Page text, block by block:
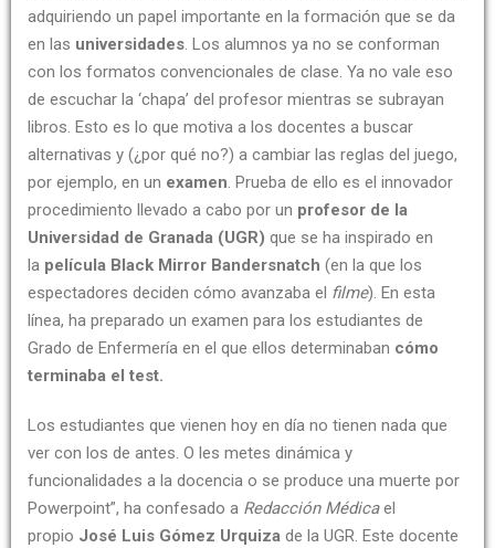
adquiriendo un papel importante en la formación que se da
en las universidades. Los alumnos ya no se conforman
con los formatos convencionales de clase. Ya no vale eso
de escuchar la ‘chapa’ del profesor mientras se subrayan
libros. Esto es lo que motiva a los docentes a buscar
alternativas y (¿por qué no?) a cambiar las reglas del juego,
por ejemplo, en un examen. Prueba de ello es el innovador
procedimiento llevado a cabo por un profesor de la
Universidad de Granada (UGR) que se ha inspirado en
la película Black Mirror Bandersnatch (en la que los
espectadores deciden cómo avanzaba el filme). En esta
línea, ha preparado un examen para los estudiantes de
Grado de Enfermería en el que ellos determinaban cómo
terminaba el test.
Los estudiantes que vienen hoy en día no tienen nada que
ver con los de antes. O les metes dinámica y
funcionalidades a la docencia o se produce una muerte por
Powerpoint”, ha confesado a Redacción Médicael
propio José Luis Gómez Urquiza de la UGR. Este docente